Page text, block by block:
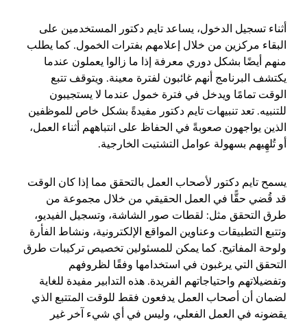
أثناء تسجيل الدخول، يساعد تايم دكتور المستخدمين على
البقاء مركزين من خلال إعلامهم بفترات الخمول. كما يطلب
منهم أيضًا بشكل دوري معرفة إذا ما زالوا يعملون عندما
يكتشف البرنامج أنهم غائبون لفترة معينة. ويتوقف تتبع
الوقت تمامًا ويدخل في فترة خمول عندما لا يستجيبون
للتنبيه. تعد تنبيهات تايم دكتور مفيدةً بشكل خاص للموظفين
الذين يواجهون صعوبةً في الحفاظ على انتباههم أثناء العمل،
أو تُلهِيهم بسهولة عوامل التشتيت الخارجية.
يسمح تايم دكتور لأصحاب العمل بالتحقق مما إذا كان الوقت
قد قُضي حقًّا في العمل الحقيقي من خلال مجموعة من
طرق التحقق مثل: لقطات صور الشاشة، وتسجيل الفيديو،
وتتبع التطبيقات وعناوين المواقع الإلكترونية، ونشاط الفأرة
ولوحة المفاتيح. كما يمكن للمسئولين تخصيص تركيبات طرق
التحقق التي يرغبون في استخدامها وفقًا لظروفهم
وتفضيلاتهم واحتياجاتهم الفريدة. هذه التدابير مفيدة للغاية
لضمان أن أصحاب العمل يدفعون فقط للوقت المتتبع الذي
يقضونه في العمل الفعلي، وليس في أي شيء آخر غير